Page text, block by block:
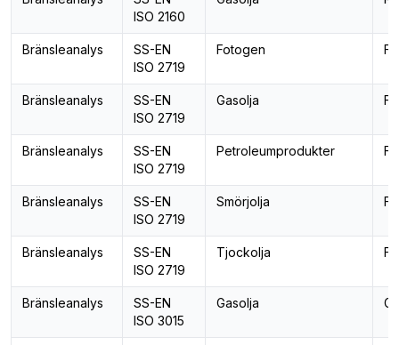
ISO 2160
Bränsleanalys
SS-EN
ISO 2719
Fotogen
Bränsleanalys
SS-EN
ISO 2719
Gasolja
Bränsleanalys
SS-EN
ISO 2719
Petroleumprodukter
Bränsleanalys
SS-EN
ISO 2719
Smörjolja
Bränsleanalys
SS-EN
ISO 2719
Tjockolja
Bränsleanalys
SS-EN
ISO 3015
Gasolja